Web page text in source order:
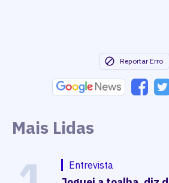
Reportar Erro
Mais Lidas
Entrevista